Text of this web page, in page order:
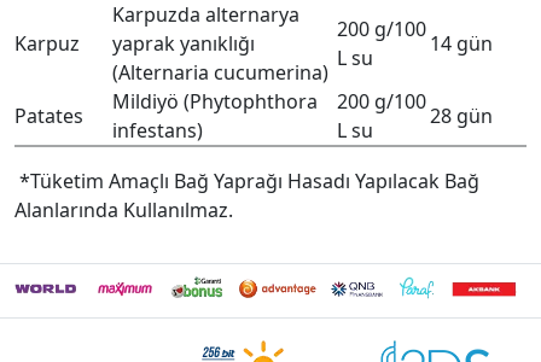
Karpuz
Karpuzda alternarya
yaprak yanıklığı
(Alternaria cucumerina)
200 g/100
L su
14 gün
Patates
Mildiyö (Phytophthora
infestans)
200 g/100
L su
28 gün
*Tüketim Amaçlı Bağ Yaprağı Hasadı Yapılacak Bağ
Alanlarında Kullanılmaz.